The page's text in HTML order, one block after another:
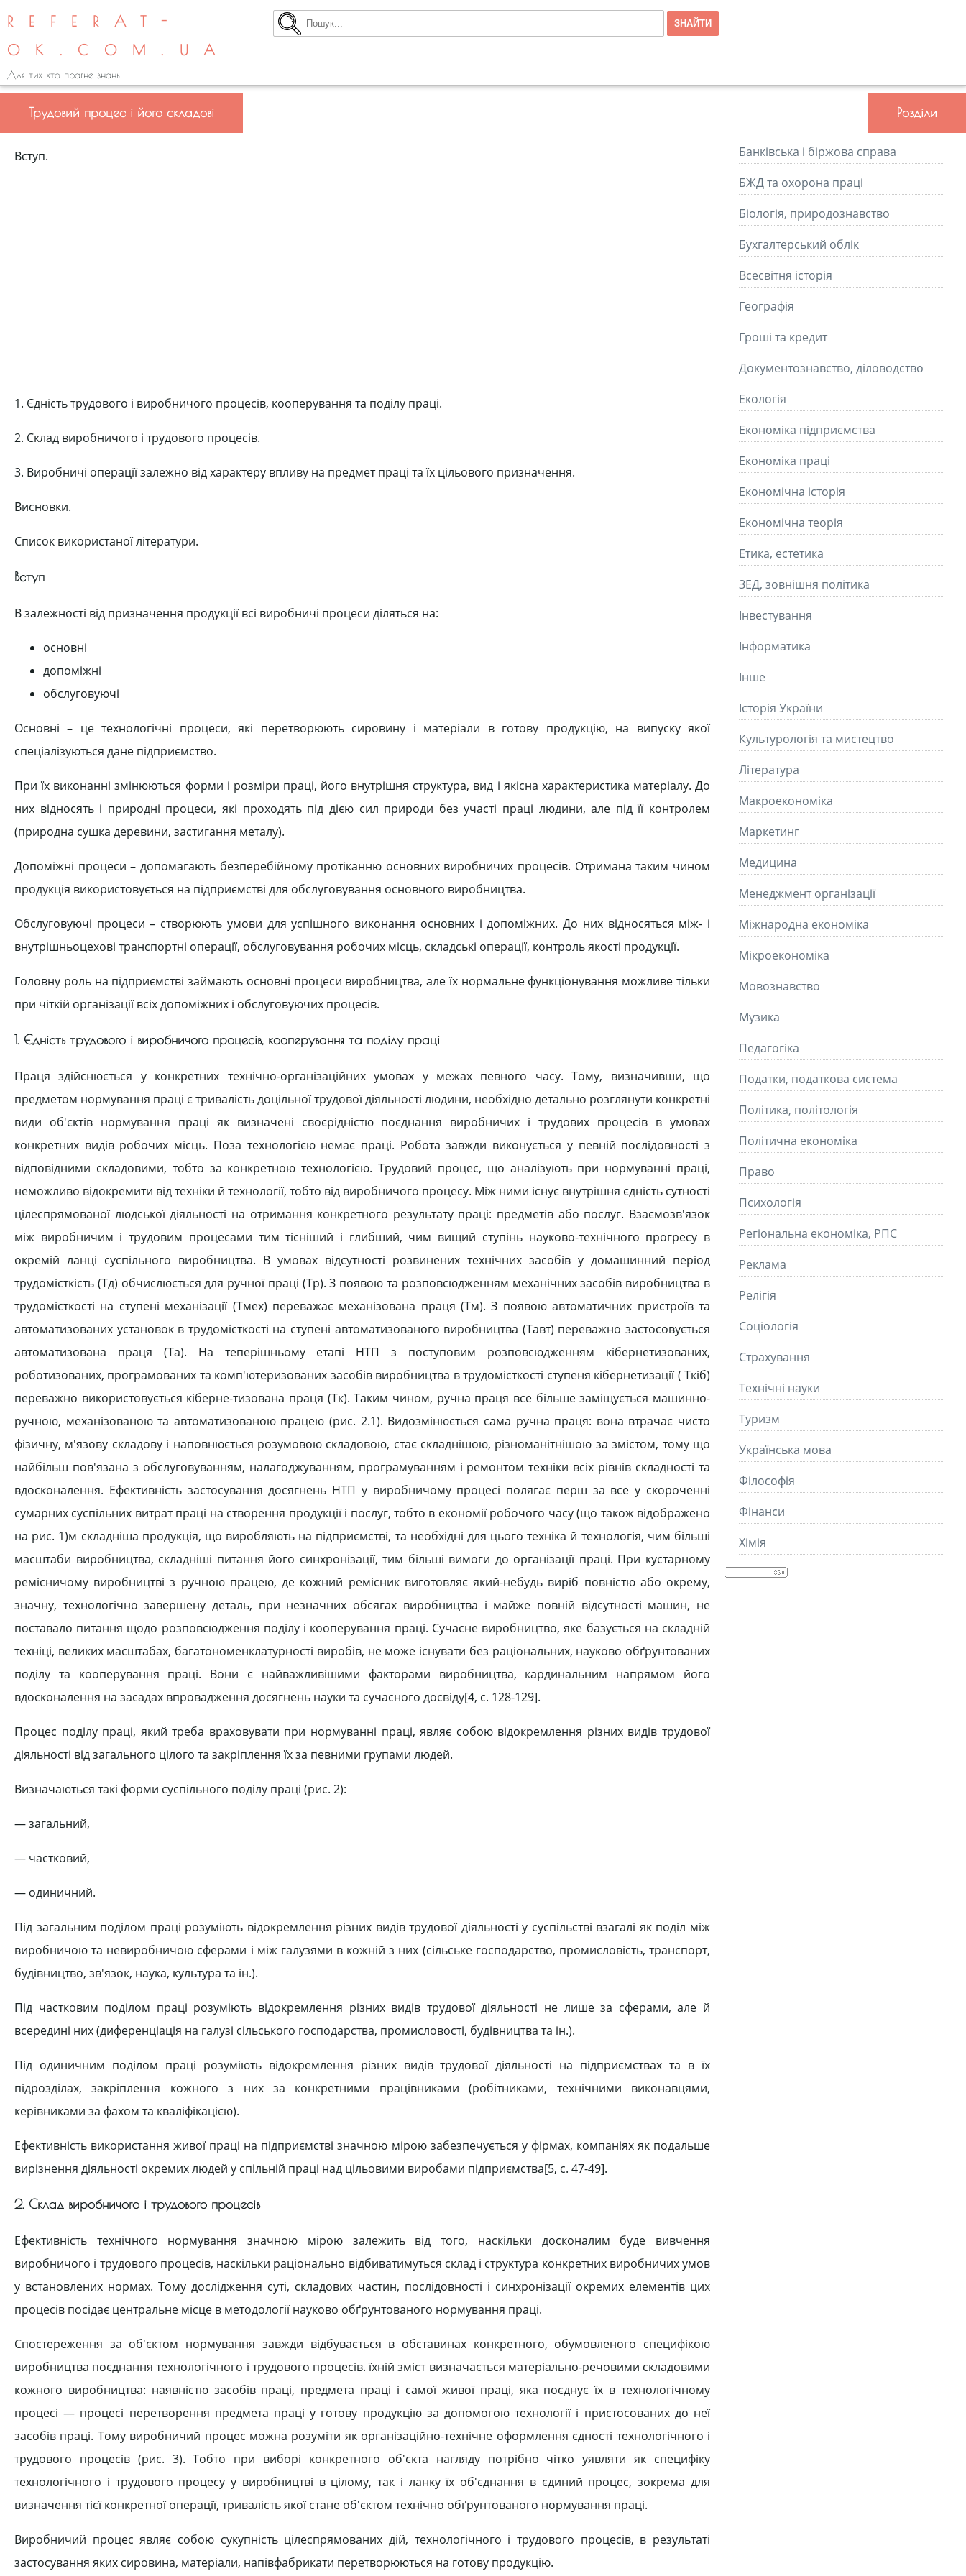
REFERAT-
OK.COM.UA
Для тих хто прагне знань!
Трудовий процес і його складові
Вступ.
1. Єдність трудового і виробничого процесів, кооперування та поділу праці.
2. Склад виробничого і трудового процесів.
3. Виробничі операції залежно від характеру впливу на предмет праці та їх цільового призначення.
Висновки.
Список використаної літератури.
Вступ
В залежності від призначення продукції всі виробничі процеси діляться на:
основні
допоміжні
обслуговуючі
Основні – це технологічні процеси, які перетворюють сировину і матеріали в готову продукцію, на випуску якої
спеціалізуються дане підприємство.
При їх виконанні змінюються форми і розміри праці, його внутрішня структура, вид і якісна характеристика матеріалу. До
них відносять і природні процеси, які проходять під дією сил природи без участі праці людини, але під її контролем
(природна сушка деревини, застигання металу).
Допоміжні процеси – допомагають безперебійному протіканню основних виробничих процесів. Отримана таким чином
продукція використовується на підприємстві для обслуговування основного виробництва.
Обслуговуючі процеси – створюють умови для успішного виконання основних і допоміжних. До них відносяться між- і
внутрішньоцехові транспортні операції, обслуговування робочих місць, складські операції, контроль якості продукції.
Головну роль на підприємстві займають основні процеси виробництва, але їх нормальне функціонування можливе тільки
при чіткій організації всіх допоміжних і обслуговуючих процесів.
1. Єдність трудового і виробничого процесів, кооперування та поділу праці
Праця здійснюється у конкретних технічно-організаційних умовах у межах певного часу. Тому, визначивши, що
предметом нормування праці є тривалість доцільної трудової діяльності людини, необхідно детально розглянути конкретні
види об'єктів нормування праці як визначені своєрідністю поєднання виробничих і трудових процесів в умовах
конкретних видів робочих місць. Поза технологією немає праці. Робота завжди виконується у певній послідовності з
відповідними складовими, тобто за конкретною технологією. Трудовий процес, що аналізують при нормуванні праці,
неможливо відокремити від техніки й технології, тобто від виробничого процесу. Між ними існує внутрішня єдність сутності
цілеспрямованої людської діяльності на отримання конкретного результату праці: предметів або послуг. Взаємозв'язок
між виробничим і трудовим процесами тим тісніший і глибший, чим вищий ступінь науково-технічного прогресу в
окремій ланці суспільного виробництва. В умовах відсутності розвинених технічних засобів у домашинний період
трудомісткість (Тд) обчислюється для ручної праці (Тр). З появою та розповсюдженням механічних засобів виробництва в
трудомісткості на ступені механізації (Тмех) переважає механізована праця (Тм). З появою автоматичних пристроїв та
автоматизованих установок в трудомісткості на ступені автоматизованого виробництва (Тавт) переважно застосовується
автоматизована праця (Та). На теперішньому етапі НТП з поступовим розповсюдженням кібернетизованих,
роботизованих, програмованих та комп'ютеризованих засобів виробництва в трудомісткості ступеня кібернетизації ( Ткіб)
переважно використовується кіберне-тизована праця (Тк). Таким чином, ручна праця все більше заміщується машинно-
ручною, механізованою та автоматизованою працею (рис. 2.1). Видозмінюється сама ручна праця: вона втрачає чисто
фізичну, м'язову складову і наповнюється розумовою складовою, стає складнішою, різноманітнішою за змістом, тому що
найбільш пов'язана з обслуговуванням, налагоджуванням, програмуванням і ремонтом техніки всіх рівнів складності та
вдосконалення. Ефективність застосування досягнень НТП у виробничому процесі полягає перш за все у скороченні
сумарних суспільних витрат праці на створення продукції і послуг, тобто в економії робочого часу (що також відображено
на рис. 1)м складніша продукція, що виробляють на підприємстві, та необхідні для цього техніка й технологія, чим більші
масштаби виробництва, складніші питання його синхронізації, тим більші вимоги до організації праці. При кустарному
ремісничому виробництві з ручною працею, де кожний ремісник виготовляє який-небудь виріб повністю або окрему,
значну, технологічно завершену деталь, при незначних обсягах виробництва і майже повній відсутності машин, не
поставало питання щодо розповсюдження поділу і кооперування праці. Сучасне виробництво, яке базується на складній
техніці, великих масштабах, багатономенклатурності виробів, не може існувати без раціональних, науково обґрунтованих
поділу та кооперування праці. Вони є найважливішими факторами виробництва, кардинальним напрямом його
вдосконалення на засадах впровадження досягнень науки та сучасного досвіду[4, c. 128-129].
Процес поділу праці, який треба враховувати при нормуванні праці, являє собою відокремлення різних видів трудової
діяльності від загального цілого та закріплення їх за певними групами людей.
Визначаються такі форми суспільного поділу праці (рис. 2):
— загальний,
— частковий,
— одиничний.
Під загальним поділом праці розуміють відокремлення різних видів трудової діяльності у суспільстві взагалі як поділ між
виробничою та невиробничою сферами і між галузями в кожній з них (сільське господарство, промисловість, транспорт,
будівництво, зв'язок, наука, культура та ін.).
Під частковим поділом праці розуміють відокремлення різних видів трудової діяльності не лише за сферами, але й
всередині них (диференціація на галузі сільського господарства, промисловості, будівництва та ін.).
Під одиничним поділом праці розуміють відокремлення різних видів трудової діяльності на підприємствах та в їх
підрозділах, закріплення кожного з них за конкретними працівниками (робітниками, технічними виконавцями,
керівниками за фахом та кваліфікацією).
Ефективність використання живої праці на підприємстві значною мірою забезпечується у фірмах, компаніях як подальше
вирізнення діяльності окремих людей у спільній праці над цільовими виробами підприємства[5, c. 47-49].
2. Склад виробничого і трудового процесів
Ефективність технічного нормування значною мірою залежить від того, наскільки досконалим буде вивчення
виробничого і трудового процесів, наскільки раціонально відбиватимуться склад і структура конкретних виробничих умов
у встановлених нормах. Тому дослідження суті, складових частин, послідовності і синхронізації окремих елементів цих
процесів посідає центральне місце в методології науково обґрунтованого нормування праці.
Спостереження за об'єктом нормування завжди відбувається в обставинах конкретного, обумовленого специфікою
виробництва поєднання технологічного і трудового процесів. їхній зміст визначається матеріально-речовими складовими
кожного виробництва: наявністю засобів праці, предмета праці і самої живої праці, яка поєднує їх в технологічному
процесі — процесі перетворення предмета праці у готову продукцію за допомогою технології і пристосованих до неї
засобів праці. Тому виробничий процес можна розуміти як організаційно-технічне оформлення єдності технологічного і
трудового процесів (рис. 3). Тобто при виборі конкретного об'єкта нагляду потрібно чітко уявляти як специфіку
технологічного і трудового процесу у виробництві в цілому, так і ланку їх об'єднання в єдиний процес, зокрема для
визначення тієї конкретної операції, тривалість якої стане об'єктом технічно обґрунтованого нормування праці.
Виробничий процес являє собою сукупність цілеспрямованих дій, технологічного і трудового процесів, в результаті
застосування яких сировина, матеріали, напівфабрикати перетворюються на готову продукцію.
Розділи
Банківська і біржова справа
БЖД та охорона праці
Біологія, природознавство
Бухгалтерський облік
Всесвітня історія
Географія
Гроші та кредит
Документознавство, діловодство
Екологія
Економіка підприємства
Економіка праці
Економічна історія
Економічна теорія
Етика, естетика
ЗЕД, зовнішня політика
Інвестування
Інформатика
Інше
Історія України
Культурологія та мистецтво
Літературa
Макроекономіка
Маркетинг
Медицина
Менеджмент організації
Міжнародна економіка
Мікроекономіка
Мовознавство
Музика
Педагогіка
Податки, податкова система
Політика, політологія
Політична економіка
Право
Психологія
Регіональна економіка, РПС
Реклама
Релігія
Соціологія
Страхування
Технічні науки
Туризм
Українська мова
Філософія
Фінанси
Хімія